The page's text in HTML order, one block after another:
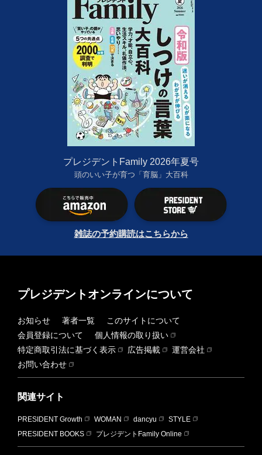
プレジデントFamily 2026年夏号
頭のいい子が育つ「育脳」大百科
雑誌の予約購読はこちらから
プレジデントオンラインについて
お知らせ 著者一覧
このサイトについて
会員登録について
個人情報の取り扱い
特定商取引法に基づく表示
広告掲載
運営会社
お問い合わせ
関連サイト
PRESIDENT Growth WOMAN dancyu
STYLE
PRESIDENT BOOKS
プレジデントFamily Online